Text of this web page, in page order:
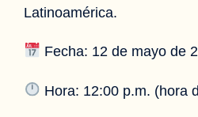
Latinoamérica.
Fecha: 12 de mayo de
Hora: 12:00 p.m. (hora